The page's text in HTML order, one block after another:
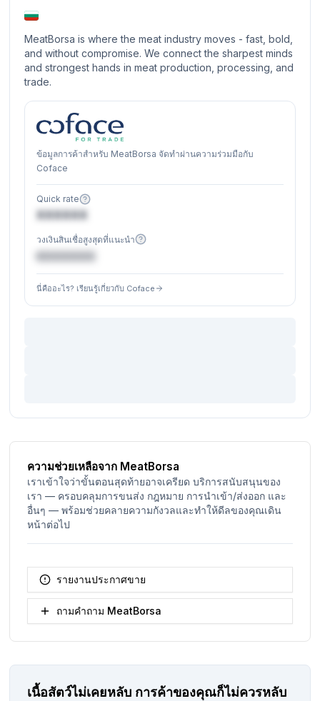
MeatBorsa is where the meat industry moves - fast, bold,
and without compromise. We connect the sharpest minds
and strongest hands in meat production, processing, and
trade.
ข้อมูลการค้าสำหรับ MeatBorsa จัดทำผ่านความร่วมมือกับ
Coface
Quick rate
XXXXXX
วงเงินสินเชื่อสูงสุดที่แนะนำ
นี่คืออะไร? เรียนรู้เกี่ยวกับ Coface
ความช่วยเหลือจาก MeatBorsa
เราเข้าใจว่าขั้นตอนสุดท้ายอาจเครียด บริการสนับสนุนของ
เรา — ครอบคลุมการขนส่ง กฎหมาย การนำเข้า/ส่งออก และ
อื่นๆ — พร้อมช่วยคลายความกังวลและทำให้ดีลของคุณเดิน
หน้าต่อไป
รายงานประกาศขาย
ถามคำถาม MeatBorsa
เนื้อสัตว์ไม่เคยหลับ การค้าของคุณก็ไม่ควรหลับ